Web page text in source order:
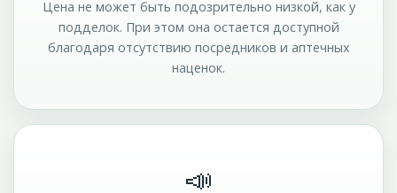
Цена не может быть подозрительно низкой, как у
подделок. При этом она остается доступной
благодаря отсутствию посредников и аптечных
наценок.
📣